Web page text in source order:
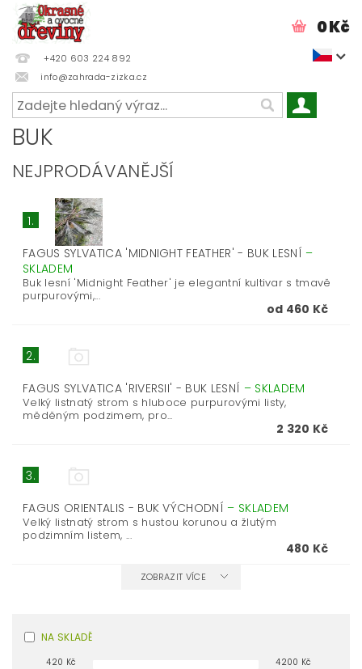
+420 603 224 892
info@zahrada-zizka.cz
0 Kč
BUK
NEJPRODÁVANĚJŠÍ
1.
FAGUS SYLVATICA 'MIDNIGHT FEATHER' - BUK LESNÍ –
SKLADEM
Buk lesní 'Midnight Feather' je elegantní kultivar s tmavě
purpurovými,...
od 460 Kč
2.
FAGUS SYLVATICA 'RIVERSII' - BUK LESNÍ – SKLADEM
Velký listnatý strom s hluboce purpurovými listy,
měděným podzimem, pro...
2 320 Kč
3.
FAGUS ORIENTALIS - BUK VÝCHODNÍ – SKLADEM
Velký listnatý strom s hustou korunou a žlutým
podzimním listem, ...
480 Kč
ZOBRAZIT VÍCE
NA SKLADĚ
420 Kč 4200 Kč